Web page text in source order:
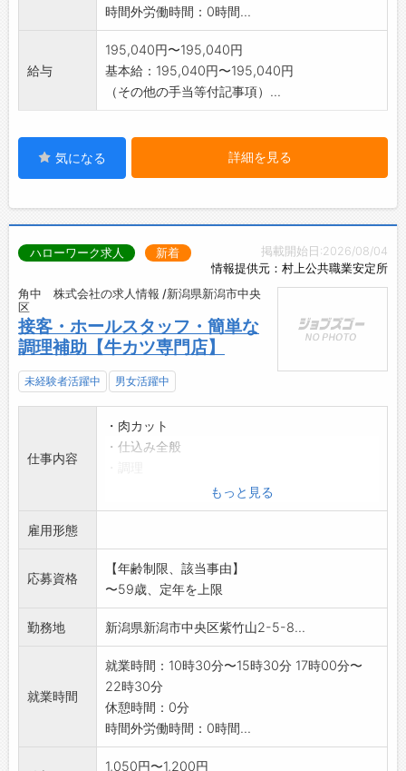
時間外労働時間：0時間...
給与
195,040円〜195,040円
基本給：195,040円〜195,040円
（その他の手当等付記事項）...
気になる 詳細を見る
掲載開始日:2026/08/04
情報提供元：村上公共職業安定所
ハローワーク求人 新着
角中 株式会社の求人情報 /新潟県新潟市中央
区
接客・ホールスタッフ・簡単な
調理補助【牛カツ専門店】
未経験者活躍中 男女活躍中
仕事内容
・肉カット
・仕込み全般
・お客様への配膳など
です。
兼業可
主婦(夫)、学生、フリーター、大歓迎です。
「変更範囲:変更なし」
もっと見る
雇用形態
応募資格
【年齢制限、該当事由】
〜59歳、定年を上限
勤務地 新潟県新潟市中央区紫竹山2-5-8...
就業時間
就業時間：10時30分〜15時30分 17時00分〜
22時30分
休憩時間：0分
時間外労働時間：0時間...
1,050円〜1,200円